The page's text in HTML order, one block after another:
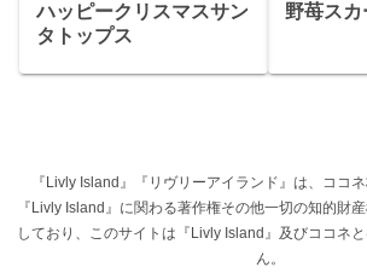
ハッピークリスマスサン
タトップス
野苺スカ
『Livly Island』『リヴリーアイランド』は、ココネ
『Livly Island』に関わる著作権その他一切の知的財
しており、このサイトは『Livly Island』及びココネ
ん。